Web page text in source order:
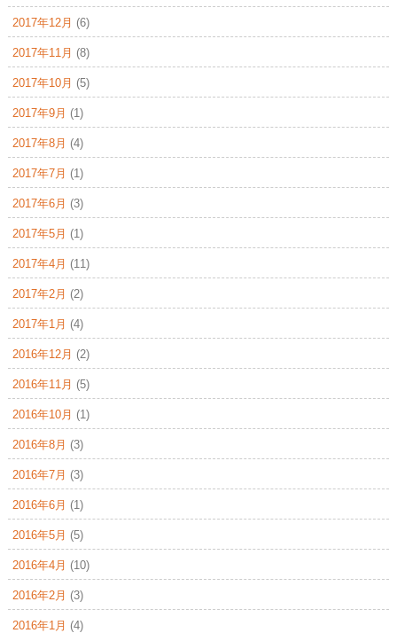
2017年12月 (6)
2017年11月 (8)
2017年10月 (5)
2017年9月 (1)
2017年8月 (4)
2017年7月 (1)
2017年6月 (3)
2017年5月 (1)
2017年4月 (11)
2017年2月 (2)
2017年1月 (4)
2016年12月 (2)
2016年11月 (5)
2016年10月 (1)
2016年8月 (3)
2016年7月 (3)
2016年6月 (1)
2016年5月 (5)
2016年4月 (10)
2016年2月 (3)
2016年1月 (4)